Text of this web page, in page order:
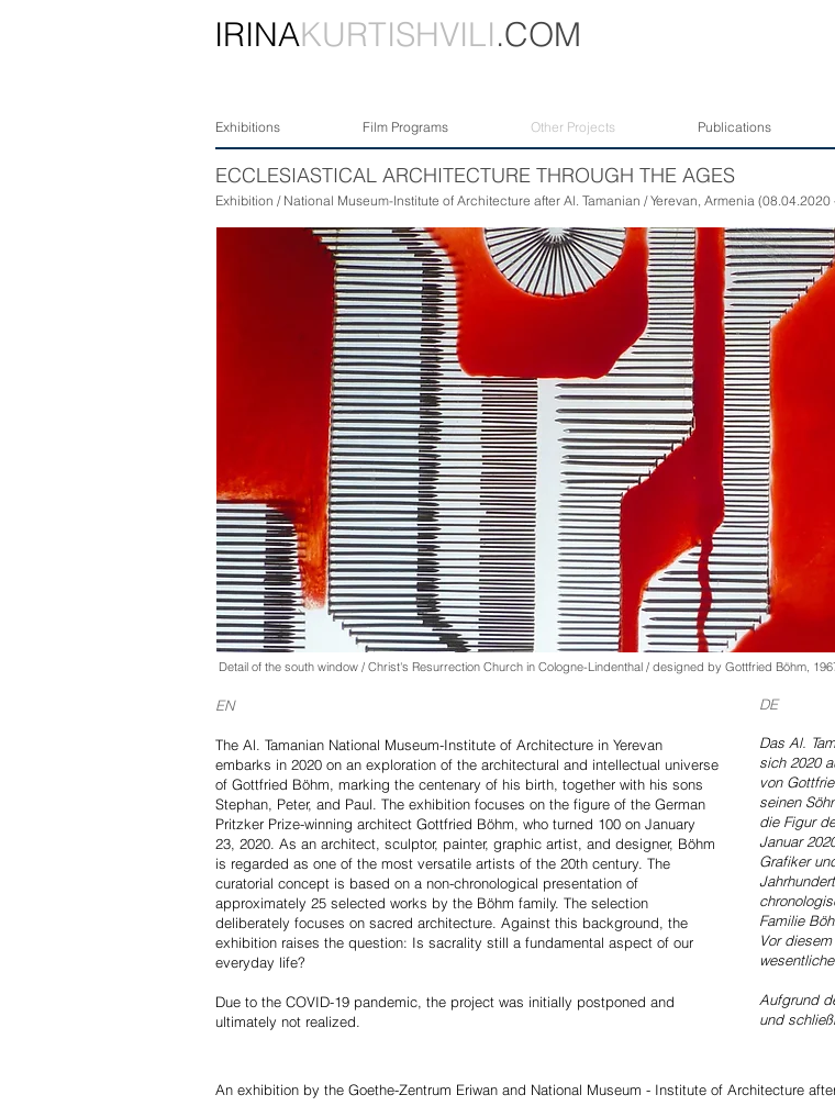
IRINAKURTISHVILI.COM
Exhibitions Film Programs Other Projects Publications
ECCLESIASTICAL ARCHITECTURE THROUGH THE AGES
Exhibition / National Museum-Institute of Architecture after Al. Tamanian / Yerevan, Armenia
Detail of the south window / Christ's Resurrection Church in Cologne-Lindenthal / designed by Gottfried Böhm,
EN
The Al. Tamanian National Museum-Institute of Architecture in Yerevan
embarks in 2020 on an exploration of the architectural and intellectual universe
of Gottfried Böhm, marking the centenary of his birth, together with his sons
Stephan, Peter, and Paul. The exhibition focuses on the figure of the German
Pritzker Prize-winning architect Gottfried Böhm, who turned 100 on January
23, 2020. As an architect, sculptor, painter, graphic artist, and designer, Böhm
is regarded as one of the most versatile artists of the 20th century. The
curatorial concept is based on a non-chronological presentation of
approximately 25 selected works by the Böhm family. The selection
deliberately focuses on sacred architecture. Against this background, the
exhibition raises the question: Is sacrality still a fundamental aspect of our
everyday life?
Due to the COVID-19 pandemic, the project was initially postponed and
ultimately not realized.
DE
Das Al.
sich 2020
von
seinen
die Figur
Januar
Grafiker
Familie
Vor
Aufgrund
und
An exhibition by the Goethe-Zentrum Eriwan and National Museum - Institute of Architecture